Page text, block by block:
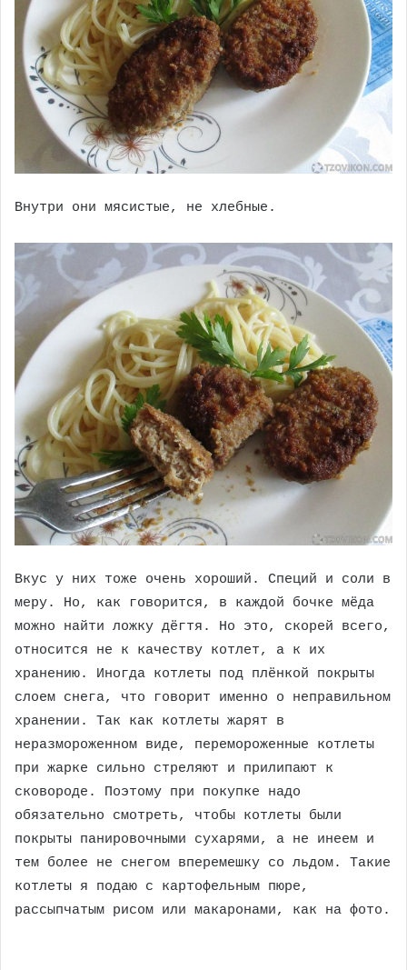
Внутри они мясистые, не хлебные.
Вкус у них тоже очень хороший. Специй и соли в
меру. Но, как говорится, в каждой бочке мёда
можно найти ложку дёгтя. Но это, скорей всего,
относится не к качеству котлет, а к их
хранению. Иногда котлеты под плёнкой покрыты
слоем снега, что говорит именно о неправильном
хранении. Так как котлеты жарят в
неразмороженном виде, перемороженные котлеты
при жарке сильно стреляют и прилипают к
сковороде. Поэтому при покупке надо
обязательно смотреть, чтобы котлеты были
покрыты панировочными сухарями, а не инеем и
тем более не снегом вперемешку со льдом. Такие
котлеты я подаю с картофельным пюре,
рассыпчатым рисом или макаронами, как на фото.